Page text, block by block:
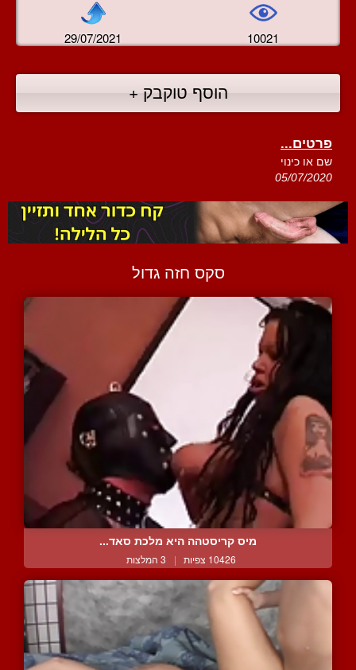
29/07/2021 10021
הוסף טוקבק +
פרטים...
שם או כינוי
05/07/2020
סקס חזה גדול
מיס קריסטהה היא מלכת סאד...
10426 צפיות | 3 המלצות